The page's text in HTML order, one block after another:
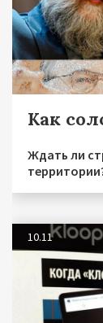
Как
Ждать ли
10.11